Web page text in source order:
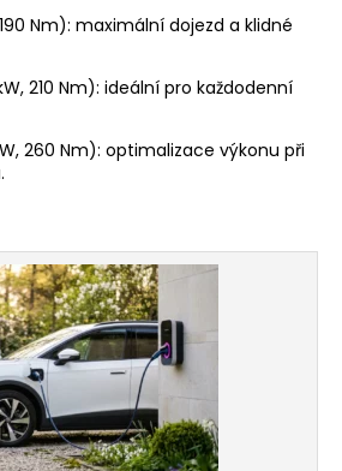
maximální dojezd a klidné
Nm): ideální pro každodenní
Nm): optimalizace výkonu při